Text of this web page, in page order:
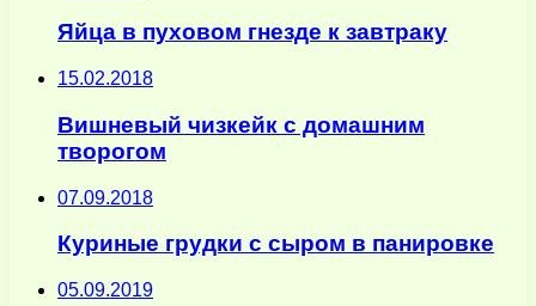
Яйца в пуховом гнезде к завтраку
15.02.2018
Вишневый чизкейк с домашним
творогом
07.09.2018
Куриные грудки с сыром в панировке
05.09.2019